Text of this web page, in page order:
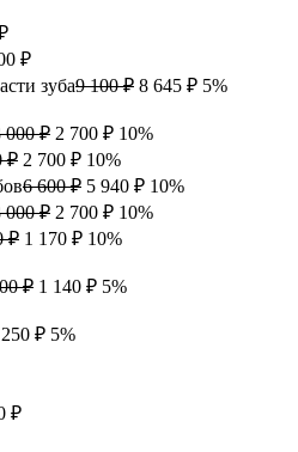
₽
зуба9 100 ₽ 8 645 ₽ 5%
000 ₽ 2 700 ₽ 10%
₽ 2 700 ₽ 10%
6 600 ₽ 5 940 ₽ 10%
000 ₽ 2 700 ₽ 10%
₽ 1 170 ₽ 10%
₽ 1 140 ₽ 5%
₽ 5%
₽